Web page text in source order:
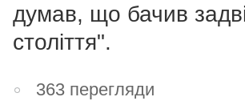
думав, що бачив
століття".
363 перегляди